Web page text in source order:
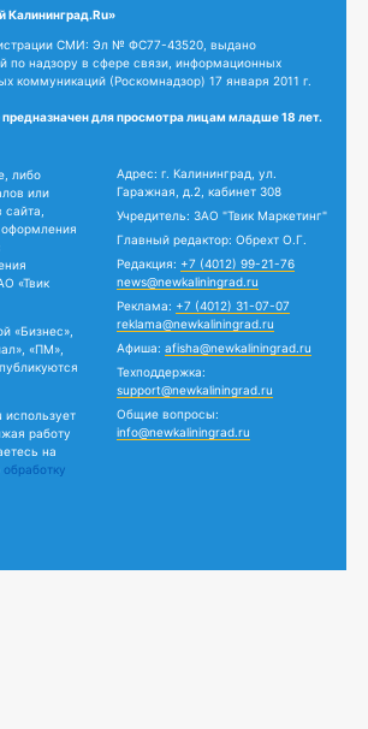
Калининград.Ru»
СМИ: Эл № ФС77-43520, выдано
по надзору в сфере связи, информационных
коммуникаций (Роскомнадзор) 17 января 2011 г.
для просмотра лицам младше 18 лет.
либо
или
«Твик
«Бизнес»,
«ПМ»,
использует
работу
на
обработку
Адрес: г. Калининград, ул.
Гаражная, д.2, кабинет 308
Учредитель: ЗАО "Твик Маркетинг"
Главный редактор: Обрехт О.Г.
Редакция: +7 (4012) 99-21-76
news@newkaliningrad.ru
Реклама: +7 (4012) 31-07-07
reklama@newkaliningrad.ru
Афиша: afisha@newkaliningrad.ru
Техподдержка:
support@newkaliningrad.ru
Общие вопросы:
info@newkaliningrad.ru